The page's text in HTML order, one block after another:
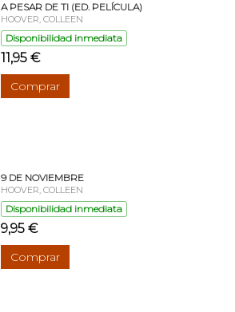
A PESAR DE TI (ED. PELÍCULA)
HOOVER, COLLEEN
Disponibilidad inmediata
11,95 €
Comprar
9 DE NOVIEMBRE
HOOVER, COLLEEN
Disponibilidad inmediata
9,95 €
Comprar